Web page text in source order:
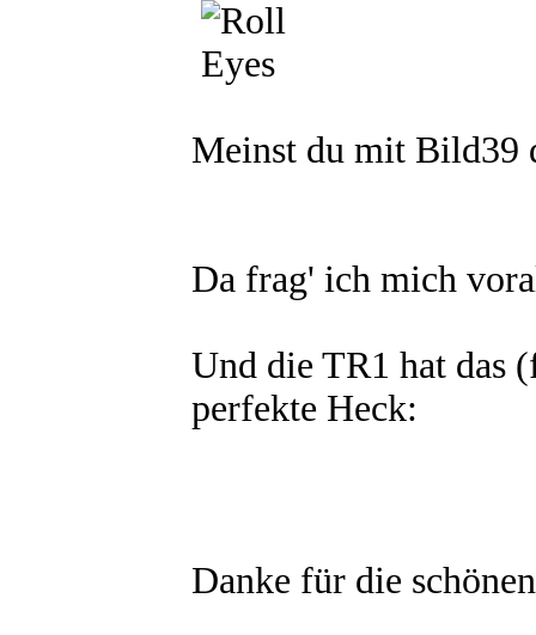
Meinst du mit Bild39
Da frag' ich mich
Und die TR1 hat das
perfekte Heck:
Danke für die